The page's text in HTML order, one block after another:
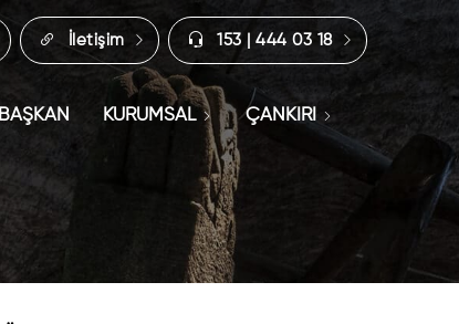
İletişim 153 | 444 03 18
BAŞKAN KURUMSAL ÇANKIRI